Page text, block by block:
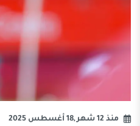
منذ 12 شهر ,18 أغسطس 2025